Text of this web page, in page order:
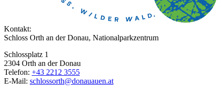
Kontakt:
Schloss Orth an der Donau, Nationalparkzentrum
Schlossplatz 1
2304 Orth an der Donau
Telefon: +43 2212 3555
E-Mail: schlossorth@donauauen.at